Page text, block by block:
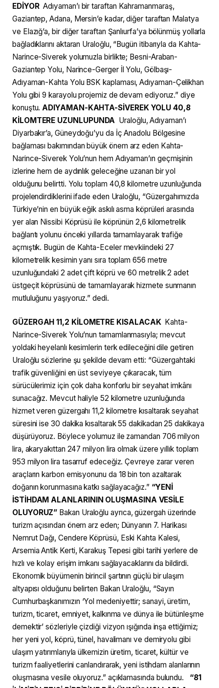
EDİYORAdıyaman’ı bir taraftan Kahramanmaraş,
Gaziantep, Adana, Mersin’e kadar, diğer taraftan Malatya
ve Elazığ’a, bir diğer taraftan Şanlıurfa’ya bölünmüş yollarla
bağladıklarını aktaran Uraloğlu, “Bugün itibarıyla da Kahta-
Narince-Siverek yolumuzla birlikte; Besni-Araban-
Gaziantep Yolu, Narince-Gerger İl Yolu, Gölbaşı-
Adıyaman-Kahta Yolu BSK kaplaması, Adıyaman-Çelikhan
Yolu gibi 9 karayolu projemiz de devam ediyoruz.” diye
konuştu. ADIYAMAN-KAHTA-SİVEREK YOLU 40,8
KİLOMTERE UZUNLUPUNDA Uraloğlu, Adıyaman’ı
Diyarbakır’a, Güneydoğu’yu da İç Anadolu Bölgesine
bağlaması bakımından büyük önem arz eden Kahta-
Narince-Siverek Yolu’nun hem Adıyaman’ın geçmişinin
izlerine hem de aydınlık geleceğine uzanan bir yol
olduğunu belirtti. Yolu toplam 40,8 kilometre uzunluğunda
projelendirdiklerini ifade eden Uraloğlu, “Güzergahımızda
Türkiye’nin en büyük eğik askılı asma köprüleri arasında
yer alan Nissibi Köprüsü ile köprünün 2,6 kilometrelik
bağlantı yolunu önceki yıllarda tamamlayarak trafiğe
açmıştık. Bugün de Kahta-Eceler mevkiindeki 27
kilometrelik kesimin yanı sıra toplam 656 metre
uzunluğundaki 2 adet çift köprü ve 60 metrelik 2 adet
üstgeçit köprüsünü de tamamlayarak hizmete sunmanın
mutluluğunu yaşıyoruz.” dedi.
GÜZERGAH 11,2 KİLOMETRE KISALACAK Kahta-
Narince-Siverek Yolu’nun tamamlanmasıyla; mevcut
yoldaki heyelanlı kesimlerin terk edileceğini dile getiren
Uraloğlu sözlerine şu şekilde devam etti: “Güzergahtaki
trafik güvenliğini en üst seviyeye çıkaracak, tüm
sürücülerimiz için çok daha konforlu bir seyahat imkânı
sunacağız. Mevcut haliyle 52 kilometre uzunluğunda
hizmet veren güzergahı 11,2 kilometre kısaltarak seyahat
süresini ise 30 dakika kısaltarak 55 dakikadan 25 dakikaya
düşürüyoruz. Böylece yolumuz ile zamandan 706 milyon
lira, akaryakıttan 247 milyon lira olmak üzere yıllık toplam
953 milyon lira tasarruf edeceğiz. Çevreye zarar veren
araçların karbon emisyonunu da 18 bin ton azaltarak
doğanın korunmasına katkı sağlayacağız.” “YENİ
İSTİHDAM ALANLARININ OLUŞMASINA VESİLE
OLUYORUZ” Bakan Uraloğlu ayrıca, güzergah üzerinde
turizm açısından önem arz eden; Dünyanın 7. Harikası
Nemrut Dağı, Cendere Köprüsü, Eski Kahta Kalesi,
Arsemia Antik Kerti, Karakuş Tepesi gibi tarihi yerlere de
hızlı ve kolay erişim imkanı sağlayacaklarını da bildirdi.
Ekonomik büyümenin birincil şartının güçlü bir ulaşım
altyapısı olduğunu belirten Bakan Uraloğlu, “Sayın
Cumhurbaşkanımızın ‘Yol medeniyettir; sanayi, üretim,
turizm, ticaret, emniyet, kalkınma ve dünya ile bütünleşme
demektir’ sözleriyle çizdiği vizyon ışığında inşa ettiğimiz;
her yeni yol, köprü, tünel, havalimanı ve demiryolu gibi
ulaşım yatırımlarıyla ülkemizin üretim, ticaret, kültür ve
turizm faaliyetlerini canlandırarak, yeni istihdam alanlarının
oluşmasına vesile oluyoruz.” açıklamasında bulundu.
“81